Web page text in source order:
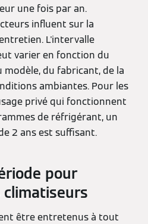
une fois par an.
influent sur la
L'intervalle
varier en fonction du
modèle, du fabricant, de la
ambiantes. Pour les
privé qui fonctionnent
de réfrigérant, un
2 ans est suffisant.
pour
être entretenus à tout